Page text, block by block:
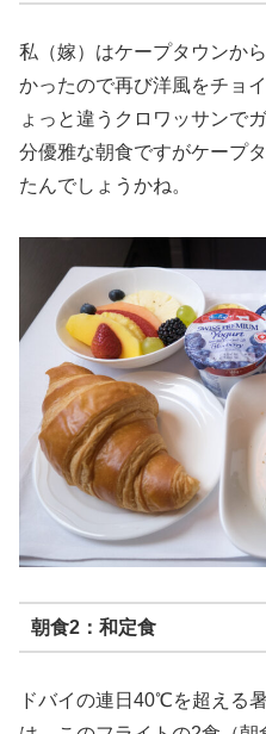
私（嫁）はケープタウンか
かったので再び洋風をチョ
ょっと違うクロワッサンで
分優雅な朝食ですがケープ
たんでしょうかね。
朝食2：和定食
ドバイの連日40℃を超える